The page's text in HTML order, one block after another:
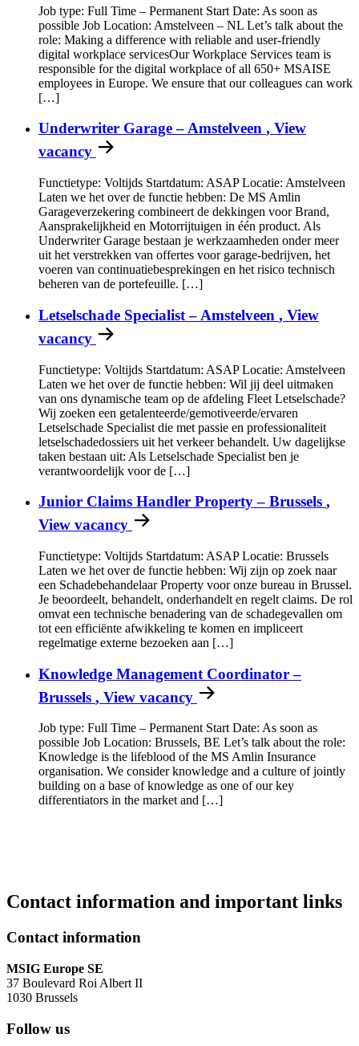
Job type: Full Time – Permanent Start Date: As soon as
possible Job Location: Amstelveen – NL Let’s talk about the
role: Making a difference with reliable and user-friendly
digital workplace servicesOur Workplace Services team is
responsible for the digital workplace of all 650+ MSAISE
employees in Europe. We ensure that our colleagues can work
[…]
Underwriter Garage – Amstelveen , View
vacancy
Functietype: Voltijds Startdatum: ASAP Locatie: Amstelveen
Laten we het over de functie hebben: De MS Amlin
Garageverzekering combineert de dekkingen voor Brand,
Aansprakelijkheid en Motorrijtuigen in één product. Als
Underwriter Garage bestaan je werkzaamheden onder meer
uit het verstrekken van offertes voor garage-bedrijven, het
voeren van continuatiebesprekingen en het risico technisch
beheren van de portefeuille. […]
Letselschade Specialist – Amstelveen , View
vacancy
Functietype: Voltijds Startdatum: ASAP Locatie: Amstelveen
Laten we het over de functie hebben: Wil jij deel uitmaken
van ons dynamische team op de afdeling Fleet Letselschade?
Wij zoeken een getalenteerde/gemotiveerde/ervaren
Letselschade Specialist die met passie en professionaliteit
letselschadedossiers uit het verkeer behandelt. Uw dagelijkse
taken bestaan uit: Als Letselschade Specialist ben je
verantwoordelijk voor de […]
Junior Claims Handler Property – Brussels ,
View vacancy
Functietype: Voltijds Startdatum: ASAP Locatie: Brussels
Laten we het over de functie hebben: Wij zijn op zoek naar
een Schadebehandelaar Property voor onze bureau in Brussel.
Je beoordeelt, behandelt, onderhandelt en regelt claims. De rol
omvat een technische benadering van de schadegevallen om
tot een efficiënte afwikkeling te komen en impliceert
regelmatige externe bezoeken aan […]
Knowledge Management Coordinator –
Brussels , View vacancy
Job type: Full Time – Permanent Start Date: As soon as
possible Job Location: Brussels, BE Let’s talk about the role:
Knowledge is the lifeblood of the MS Amlin Insurance
organisation. We consider knowledge and a culture of jointly
building on a base of knowledge as one of our key
differentiators in the market and […]
Contact information and important links
Contact information
MSIG Europe SE
37 Boulevard Roi Albert II
1030 Brussels
Follow us